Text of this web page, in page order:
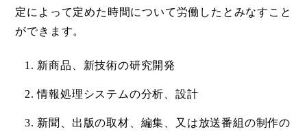
定によって定めた時間について労働したとみなすこと
ができます。
新商品、新技術の研究開発
情報処理システムの分析、設計
新聞、出版の取材、編集、又は放送番組の制作の